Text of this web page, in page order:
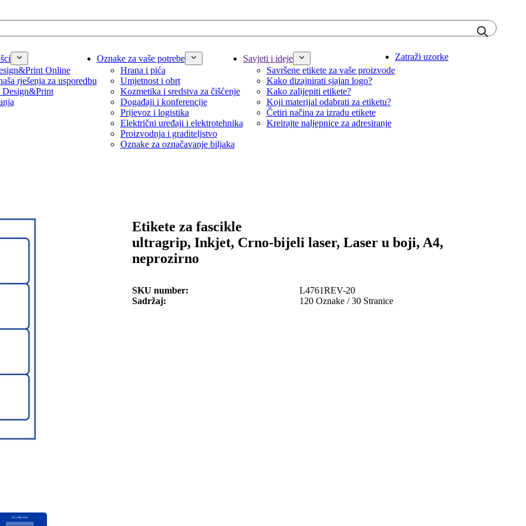
Online
rješenja za usporedbu
Design&Print
Oznake za vaše potrebe
Hrana i pića
Umjetnost i obrt
Kozmetika i sredstva za čišćenje
Događaji i konferencije
Prijevoz i logistika
Električni uređaji i elektrotehnika
Proizvodnja i graditeljstvo
Oznake za označavanje biljaka
Savjeti i ideje
Savršene etikete za vaše proizvode
Kako dizajnirati sjajan logo?
Kako zalijepiti etikete?
Koji materijal odabrati za etiketu?
Četiri načina za izradu etikete
Kreirajte naljepnice za adresiranje
Zatraži uzorke
Etikete za fascikle
ultragrip, Inkjet, Crno-bijeli laser, Laser u boji, A4,
neprozirno
SKU number
L4761REV-20
Sadržaj
120 Oznake / 30 Stranice